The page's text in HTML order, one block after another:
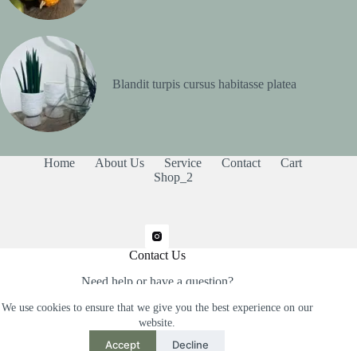
We use cookies to ensure that we give you the best experience on our
website.
Accept Decline
Blandit turpis cursus habitasse platea
Home About Us Service Contact
Cart
Shop_2
Contact Us
Need help or have a question?